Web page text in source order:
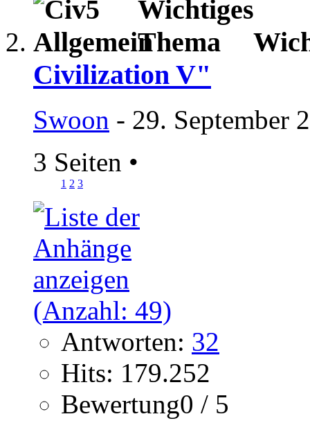
Civilization V"
Swoon - 29. September
3 Seiten •
1 2 3
Antworten: 32
Hits: 179.252
Bewertung0 / 5